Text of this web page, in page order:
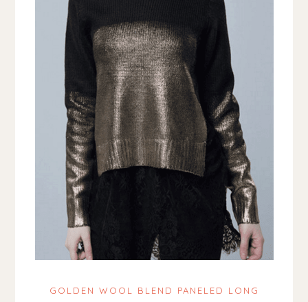
GOLDEN WOOL BLEND PANELED LONG